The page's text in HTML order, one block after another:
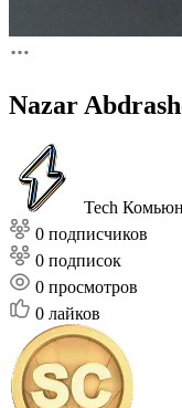
Nazar
Tech
0 подписчиков
0 подписок
0 просмотров
0 лайков